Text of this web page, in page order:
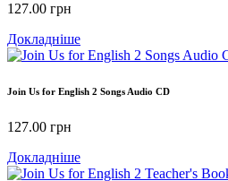
127.00 грн
Докладніше
Join Us for English 2 Songs Audio CD
127.00 грн
Докладніше